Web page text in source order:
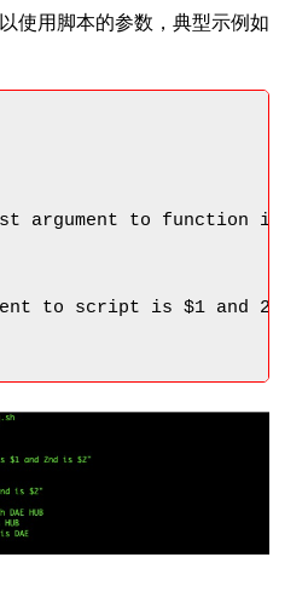
使用脚本的参数，典型示例如
to script is $1 and 2nd